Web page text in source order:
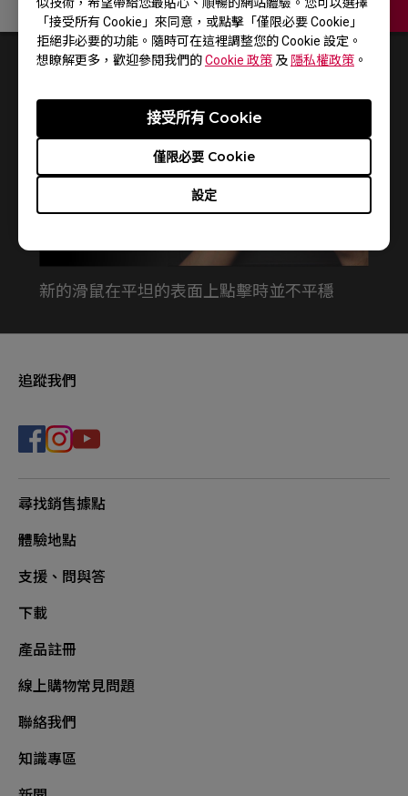
「接受所有 Cookie」來同意，或點擊「僅限必要 Cookie」
拒絕非必要的功能。隨時可在這裡調整您的 Cookie 設定。
想瞭解更多，歡迎參閱我們的Cookie 政策 及 隱私權政策 。
設定
僅限必要 Cookie
接受所有 Cookie
聯絡我們
1 結果 Default
新的滑鼠在平坦的表面上點擊時並不平穩
追蹤我們
尋找銷售據點
體驗地點
支援、問與答
下載
產品註冊
線上購物常見問題
聯絡我們
知識專區